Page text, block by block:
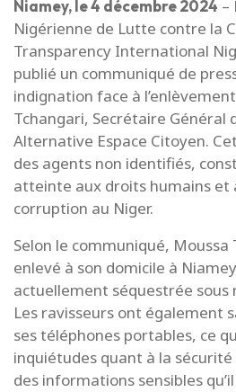
Niamey, le 4 décembre 2024 –
Nigérienne de Lutte contre la
Transparency International
publié un communiqué de
indignation face à
Tchangari, Secrétaire Général
Alternative Espace Citoyen.
des agents non identifiés,
atteinte aux droits humains et
corruption au Niger.
Selon le communiqué, Moussa
enlevé à son domicile à
actuellement séquestrée sous
Les ravisseurs ont également
ses téléphones portables, ce
inquiétudes quant à la
des informations sensibles